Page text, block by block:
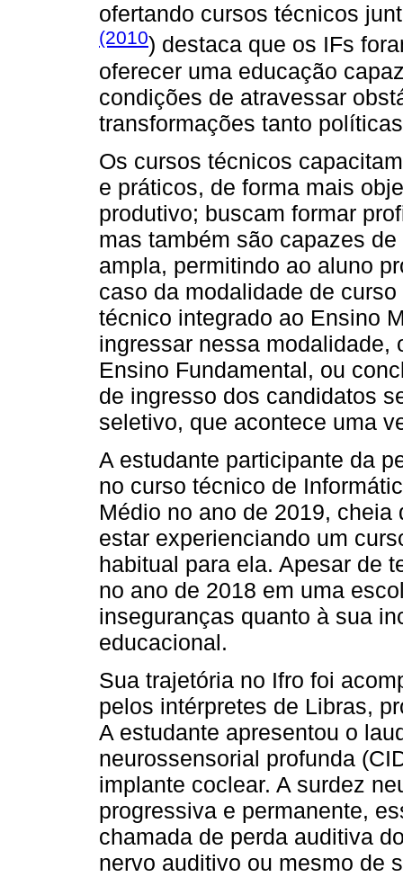
ofertando cursos técnicos
(2010) destaca que os IFs
oferecer uma educação
condições de atravessar
transformações tanto
Os cursos técnicos
e práticos, de forma mais
produtivo; buscam formar
mas também são capazes
ampla, permitindo ao aluno
caso da modalidade de
técnico integrado ao Ensino
ingressar nessa modalidade,
Ensino Fundamental, ou
de ingresso dos candidatos
seletivo, que acontece uma
A estudante participante da
no curso técnico de
Médio no ano de 2019,
estar experienciando um
habitual para ela. Apesar de
no ano de 2018 em uma
inseguranças quanto à sua
educacional.
Sua trajetória no Ifro foi
pelos intérpretes de Libras,
A estudante apresentou o
neurossensorial profunda
implante coclear. A surdez
progressiva e permanente,
chamada de perda auditiva
nervo auditivo ou mesmo de